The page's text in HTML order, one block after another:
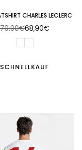
CHARLES LECLERC
Normaler
79,90€68,90€
SCHNELLKAUF